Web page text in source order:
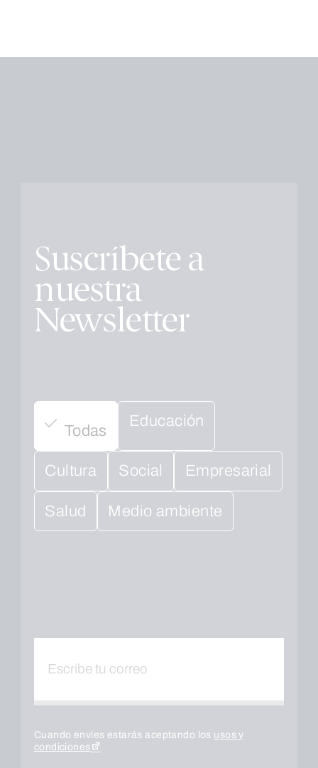
Suscríbete a
nuestra
Newsletter
Todas
Educación
Cultura Social Empresarial
Salud Medio ambiente
Cuando envíes estarás aceptando los usos y
condiciones